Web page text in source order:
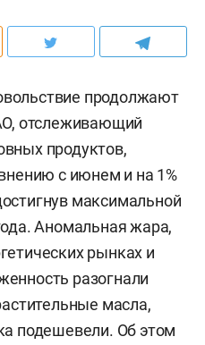
продолжают
отслеживающий
продуктов,
с июнем и на 1%
максимальной
Аномальная жара,
рынках и
разогнали
масла,
подешевели. Об этом